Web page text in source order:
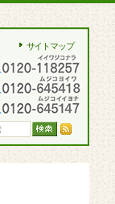
サイトマップ